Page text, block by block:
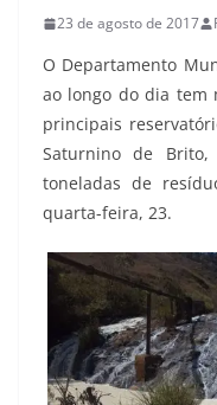
23 de agosto de 2017
O Departamento
ao longo do dia tem
principais
Saturnino de
toneladas de
quarta-feira, 23.